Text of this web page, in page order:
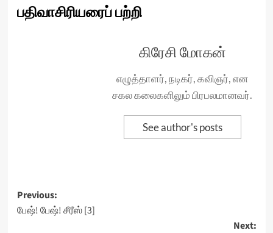
பதிவாசிரியரைப் பற்றி
கிரேசி மோகன்
எழுத்தாளர், நடிகர், கவிஞர், என
சகல கலைகளிலும் பிரபலமானவர்.
See author's posts
Post
navigation
Previous:
பேஷ்! பேஷ்! சீரீஸ் [3]
Next: